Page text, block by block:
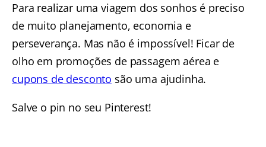
Para realizar uma viagem dos sonhos é preciso
de muito planejamento, economia e
perseverança. Mas não é impossível! Ficar de
olho em promoções de passagem aérea e
cupons de desconto são uma ajudinha.
Salve o pin no seu Pinterest!